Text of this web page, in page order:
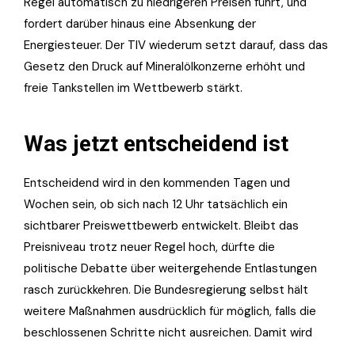
fordert darüber hinaus eine Absenkung der
Energiesteuer. Der TIV wiederum setzt darauf, dass das
Gesetz den Druck auf Mineralölkonzerne erhöht und
freie Tankstellen im Wettbewerb stärkt.
Was jetzt entscheidend ist
Entscheidend wird in den kommenden Tagen und
Wochen sein, ob sich nach 12 Uhr tatsächlich ein
sichtbarer Preiswettbewerb entwickelt. Bleibt das
Preisniveau trotz neuer Regel hoch, dürfte die
politische Debatte über weitergehende Entlastungen
rasch zurückkehren. Die Bundesregierung selbst hält
weitere Maßnahmen ausdrücklich für möglich, falls die
beschlossenen Schritte nicht ausreichen. Damit wird